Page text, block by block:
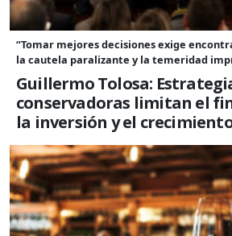
“Tomar mejores decisiones exige
la cautela paralizante y la temeridad
Guillermo Tolosa:
conservadoras limitan el
la inversión y el